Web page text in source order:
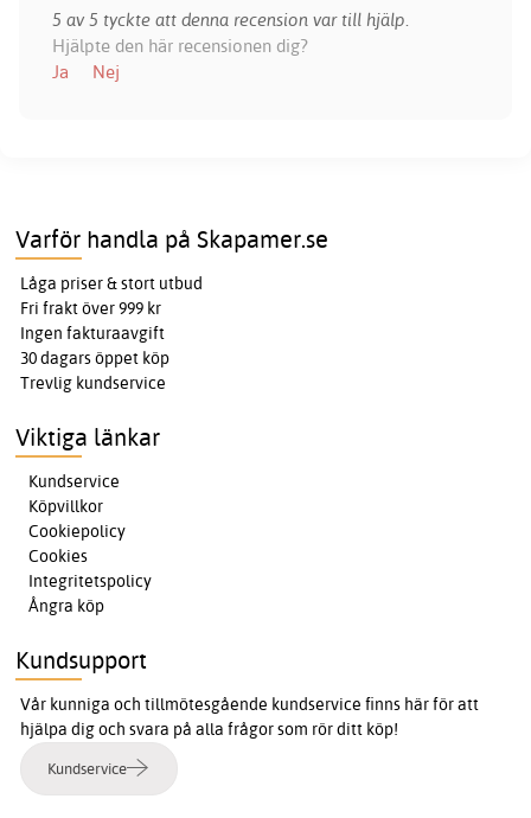
5 av 5 tyckte att denna recension var till hjälp.
Hjälpte den här recensionen dig?
Ja
Nej
Varför handla på Skapamer.se
Låga priser & stort utbud
Fri frakt över 999 kr
Ingen fakturaavgift
30 dagars öppet köp
Trevlig kundservice
Viktiga länkar
Kundservice
Köpvillkor
Cookiepolicy
Cookies
Integritetspolicy
Ångra köp
Kundsupport
Vår kunniga och tillmötesgående kundservice finns här för att
hjälpa dig och svara på alla frågor som rör ditt köp!
Kundservice